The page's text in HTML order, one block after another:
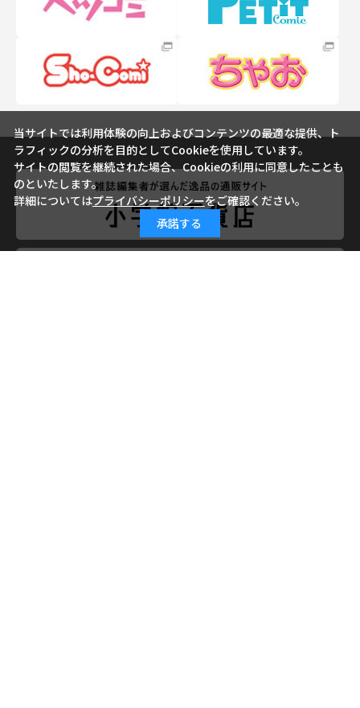
当サイトでは利用体験の向上およびコンテンツの最適な提供、ト
ラフィックの分析を目的としてCookieを使用しています。
サイトの閲覧を継続された場合、Cookieの利用に同意したことも
のといたします。
詳細についてはプライバシーポリシーをご確認ください。
承諾する